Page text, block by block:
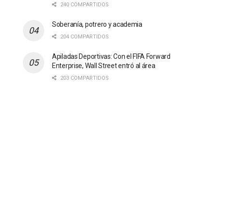
240 COMPARTIDOS
Soberanía, potrero y academia
204 COMPARTIDOS
Apiladas Deportivas: Con el FIFA Forward
Enterprise, Wall Street entró al área
203 COMPARTIDOS